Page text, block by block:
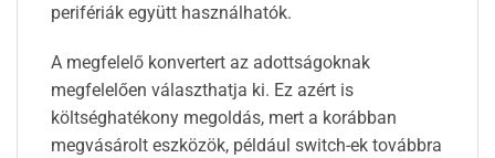
perifériák együtt használhatók.
A megfelelő konvertert az adottságoknak
megfelelően választhatja ki. Ez azért is
költséghatékony megoldás, mert a korábban
megvásárolt eszközök, például switch-ek továbbra